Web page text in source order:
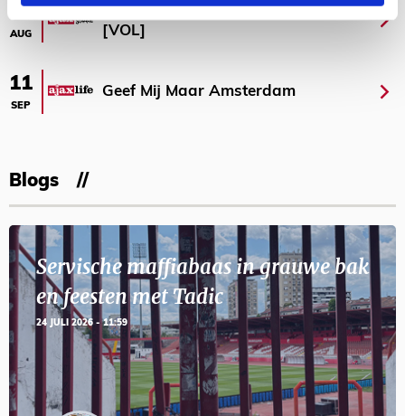
23
AUG
Selectiedag ballenjongens/-meiden
[VOL]
11
SEP
Geef Mij Maar Amsterdam
Blogs
Servische maffiabaas in grauwe bak
en feesten met Tadic
24 JULI 2026 - 11:59